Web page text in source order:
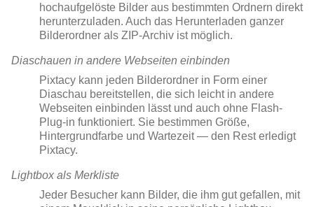
hochaufgelöste Bilder aus bestimmten Ordnern direkt
herunterzuladen. Auch das Herunterladen ganzer
Bilderordner als ZIP-Archiv ist möglich.
Diaschauen in andere Webseiten einbinden
Pixtacy kann jeden Bilderordner in Form einer
Diaschau bereitstellen, die sich leicht in andere
Webseiten einbinden lässt und auch ohne Flash-
Plug-in funktioniert. Sie bestimmen Größe,
Hintergrundfarbe und Wartezeit — den Rest erledigt
Pixtacy.
Lightbox als Merkliste
Jeder Besucher kann Bilder, die ihm gut gefallen, mit